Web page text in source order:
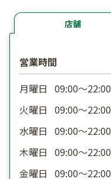
店舗
営業時間
月曜日 09:00〜22:00
火曜日 09:00〜22:00
水曜日 09:00〜22:00
木曜日 09:00〜22:00
金曜日 09:00〜22:00